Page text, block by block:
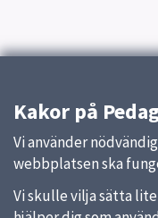
Kakor på
Vi använder
webbplatsen ska
Vi skulle vilja sätta